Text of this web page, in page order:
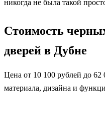
никогда не была такой
Стоимость
дверей в Дубне
Цена от 10 100 рублей до 62
материала, дизайна и